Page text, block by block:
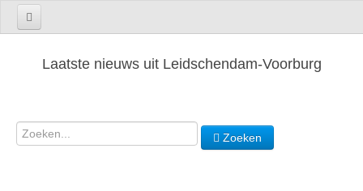
Laatste nieuws uit Leidschendam-Voorburg
Zoeken